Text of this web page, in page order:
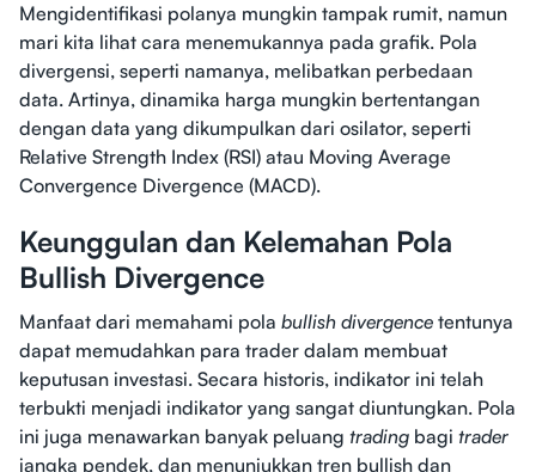
Mengidentifikasi polanya mungkin tampak rumit, namun
mari kita lihat cara menemukannya pada grafik. Pola
divergensi, seperti namanya, melibatkan perbedaan
data. Artinya, dinamika harga mungkin bertentangan
dengan data yang dikumpulkan dari osilator, seperti
Relative Strength Index (RSI) atau Moving Average
Convergence Divergence (MACD).
Keunggulan dan Kelemahan Pola
Bullish Divergence
Manfaat dari memahami pola bullish divergence tentunya
dapat memudahkan para trader dalam membuat
keputusan investasi. Secara historis, indikator ini telah
terbukti menjadi indikator yang sangat diuntungkan. Pola
ini juga menawarkan banyak peluang trading bagi trader
jangka pendek, dan menunjukkan tren bullish dan